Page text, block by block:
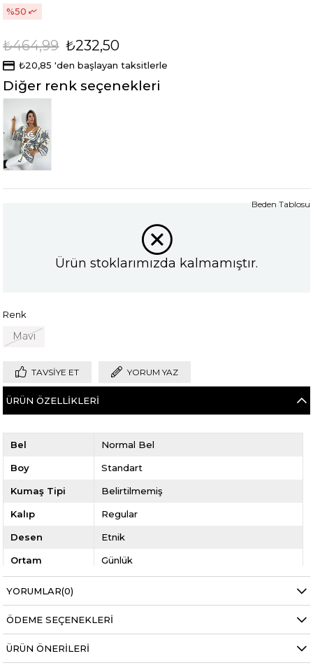
50
₺464,99 ₺232,50
₺20,85 'den başlayan taksitlerle
Diğer renk seçenekleri
Tükendi
Ürün stoklarımızda kalmamıştır.
Renk
Mavi
Beden Tablosu
TAVSIYE ET YORUM YAZ
ÜRÜN ÖZELLIKLERI
Bel Normal Bel
Boy Standart
Kumaş Tipi Belirtilmemiş
Kalıp Regular
Desen Etnik
Ortam Günlük
YORUMLAR(0)
ÖDEME SEÇENEKLERI
ÜRÜN ÖNERILERI